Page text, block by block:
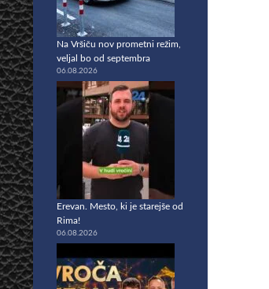
Na Vršiču nov prometni režim,
veljal bo od septembra
06.08.2026
Erevan. Mesto, ki je starejše od
Rima!
06.08.2026